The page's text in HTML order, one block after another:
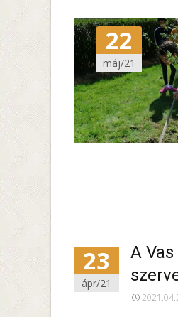
22
máj/21
23
ápr/21
A